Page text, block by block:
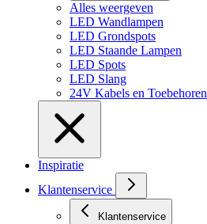
Alles weergeven
LED Wandlampen
LED Grondspots
LED Staande Lampen
LED Spots
LED Slang
24V Kabels en Toebehoren
Inspiratie
Klantenservice
Klantenservice